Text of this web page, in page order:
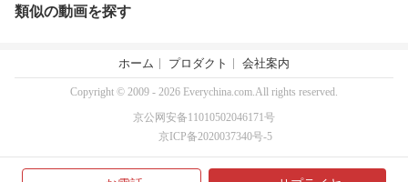
類似の動画を探す
ホーム プロダクト 会社案内
Copyright © 2009 - 2026 Everychina.com.All rights reserved.
京公网安备11010502046171号
京ICP备2020037340号-5